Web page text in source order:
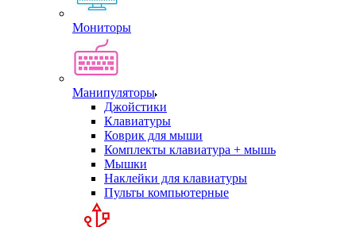
Мониторы
Манипуляторы
Джойстики
Клавиатуры
Коврик для мыши
Комплекты клавиатура + мышь
Мышки
Наклейки для клавиатуры
Пульты компьютерные